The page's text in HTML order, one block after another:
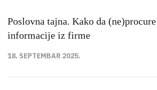
Poslovna tajna. Kako da
informacije iz firme
18. SEPTEMBAR 2025.